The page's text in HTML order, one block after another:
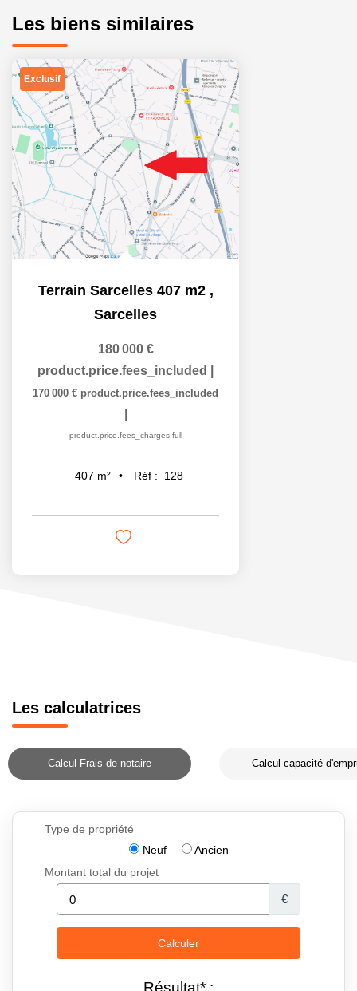
Les biens similaires
Exclusif
Terrain Sarcelles 407 m2 ,
Sarcelles
180 000 €
product.price.fees_included
170 000 € product.price.fees_included
product.price.fees_charges.full
407 m² Réf : 128
Les calculatrices
Calcul Frais de notaire Calcul capacité